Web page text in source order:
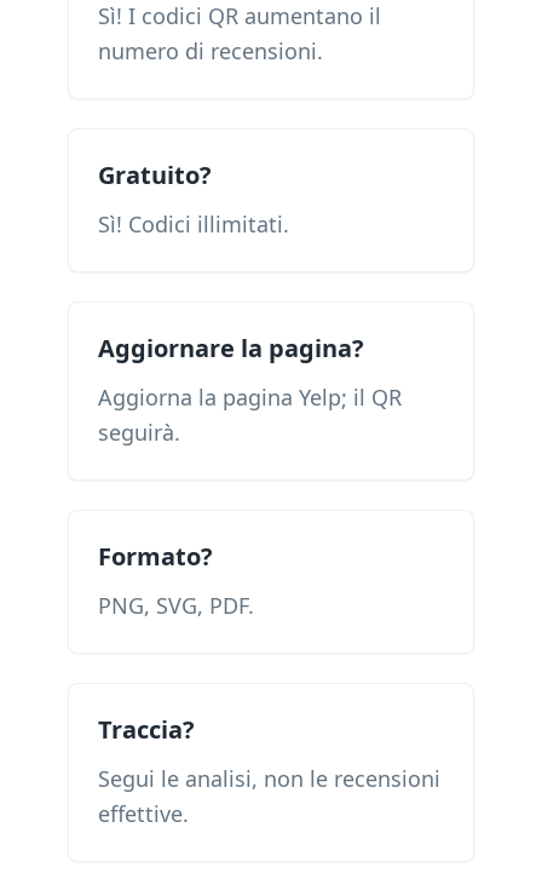
Sì! I codici QR aumentano il
numero di recensioni.
Gratuito?
Sì! Codici illimitati.
Aggiornare la pagina?
Aggiorna la pagina Yelp; il QR
seguirà.
Formato?
PNG, SVG, PDF.
Traccia?
Segui le analisi, non le recensioni
effettive.